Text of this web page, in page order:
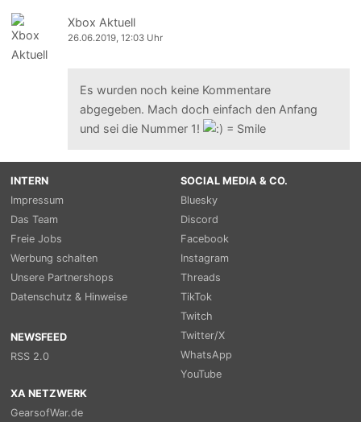
Xbox Aktuell
26.06.2019, 12:03 Uhr
Es wurden noch keine Kommentare
abgegeben. Mach doch einfach den Anfang
und sei die Nummer 1!
INTERN
Impressum
Das Team
Freie Jobs
Werbung schalten
Unsere Partnershops
Datenschutz & Hinweise
NEWSFEED
RSS 2.0
SOCIAL MEDIA & CO.
Bluesky
Discord
Facebook
Instagram
Threads
TikTok
Twitch
Twitter/X
WhatsApp
YouTube
XA NETZWERK
GearsofWar.de